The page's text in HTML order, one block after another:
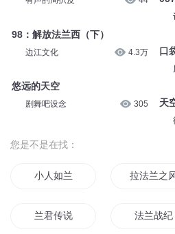
98：解放法兰西（下）
边江文化 4.3万
悠远的天空
剧舞吧设念 305
口
天
您是不是在找：
小人如兰 拉法兰之
兰君传说 法兰战纪